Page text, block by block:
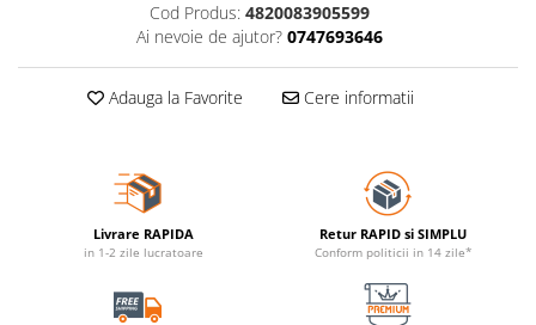
Cod Produs: 4820083905599
Ai nevoie de ajutor? 0747693646
Adauga la Favorite Cere informatii
Livrare RAPIDA
in 1-2 zile lucratoare
Retur RAPID si SIMPLU
Conform politicii in 14 zile*